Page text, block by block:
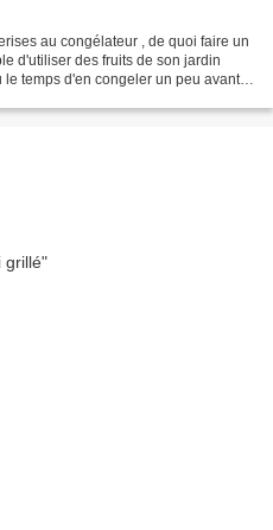
au congélateur , de quoi faire un
d'utiliser des fruits de son jardin
temps d'en congeler un peu avant